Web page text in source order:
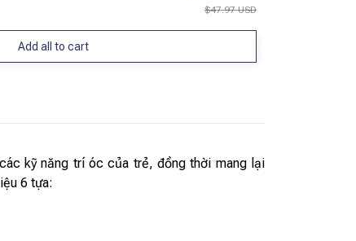
$47.97 USD
Add all to cart
kỹ năng trí óc của trẻ, đồng thời mang lại
6 tựa: